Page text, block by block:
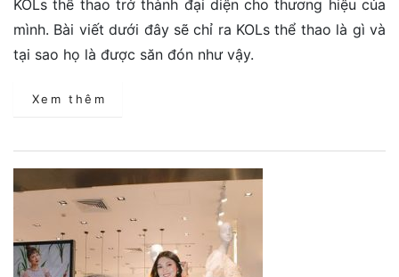
KOLs thể thao trở thành đại diện cho thương hiệu của
mình. Bài viết dưới đây sẽ chỉ ra KOLs thể thao là gì và
tại sao họ là được săn đón như vậy.
Xem thêm